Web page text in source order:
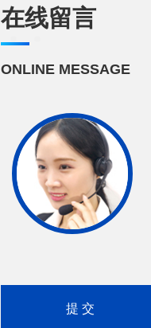
在线留言
ONLINE MESSAGE